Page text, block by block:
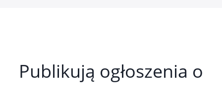
Publikują ogłoszenia o